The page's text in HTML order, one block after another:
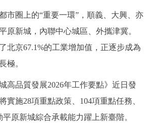
法人服務 部門服務
圈上的“重要一環”，順義、大興、亦
原新城，內聯中心城區、外攜津冀。
北京67.1%的工業增加值，正逐步成為
極。
品質發展2026年工作要點》近日發
實施28項重點政策、104項重點任務、
原新城綜合承載能力躍上新臺階。